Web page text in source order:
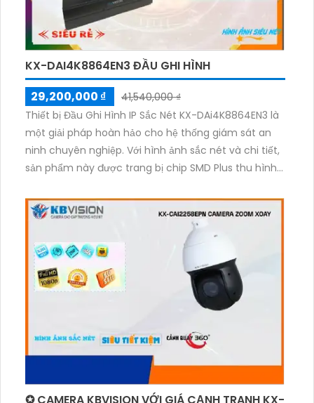
hoạt và tương thích với nhiều sản phẩm khác.
KX-DAI4K8864EN3 ĐẦU GHI HÌNH
29,200,000 ₫
41,540,000 ₫
Thiết bị Đầu Ghi Hình IP Sắc Nét KX-DAi4K8864EN3 là
một giải pháp hoàn hảo cho hệ thống giám sát an
ninh chuyên nghiệp. Với hình ảnh sắc nét và chi tiết,
sản phẩm này được trang bị chip SMD Plus thu hình
chân thực. Đặc biệt, khả năng xem ban đêm thông
qua công nghệ tiên tiến mang lại hình ảnh rõ nét
ngay cả trong điều kiện ánh sáng thấp. Với khả năng
lưu trữ trên 8 HDD và chất lượng hình ảnh 32 MP,
thiết bị cung cấp không gian lưu trữ rộng rãi và đảm
bảo chất lượng hình ảnh cao. Ngoài ra, thiết bị còn
có tính năng nhận khuôn mặt ONVIF, giúp việc nhận
quả hơn.